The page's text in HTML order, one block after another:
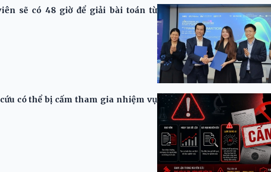
sẽ có 48 giờ để giải bài toán từ
có thể bị cấm tham gia nhiệm vụ